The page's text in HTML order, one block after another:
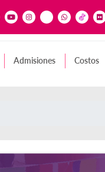
Admisiones Costos